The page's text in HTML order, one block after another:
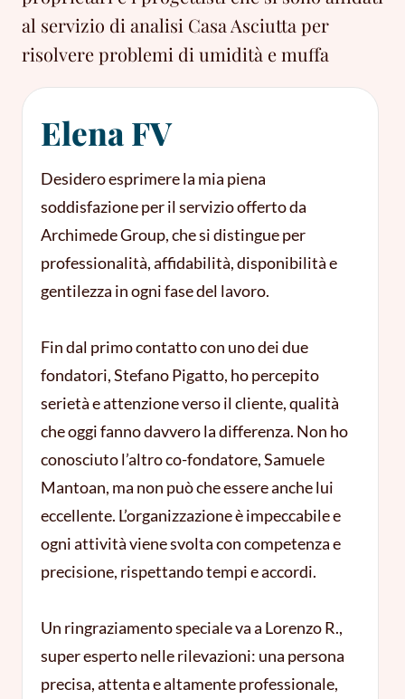
al servizio di analisi Casa Asciutta per
risolvere problemi di umidità e muffa
Elena FV
Desidero esprimere la mia piena
soddisfazione per il servizio offerto da
Archimede Group, che si distingue per
professionalità, affidabilità, disponibilità e
gentilezza in ogni fase del lavoro.
Fin dal primo contatto con uno dei due
fondatori, Stefano Pigatto, ho percepito
serietà e attenzione verso il cliente, qualità
che oggi fanno davvero la differenza. Non ho
conosciuto l’altro co-fondatore, Samuele
Mantoan, ma non può che essere anche lui
eccellente. L’organizzazione è impeccabile e
ogni attività viene svolta con competenza e
precisione, rispettando tempi e accordi.
Un ringraziamento speciale va a Lorenzo R.,
super esperto nelle rilevazioni: una persona
precisa, attenta e altamente professionale,